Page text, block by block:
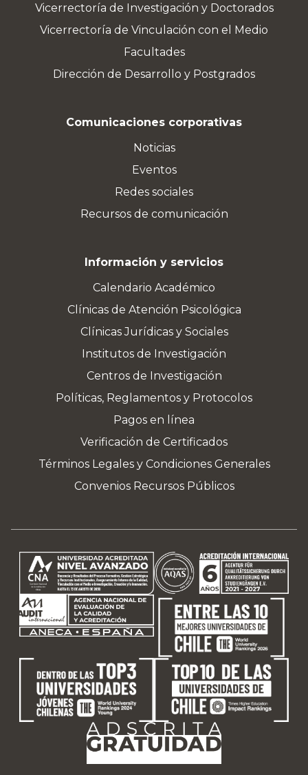
Vicerrectoría de Investigación y Doctorados
Vicerrectoría de Vinculación con el Medio
Facultades
Dirección de Desarrollo y Postgrados
Comunicaciones corporativas
Noticias
Eventos
Redes sociales
Recursos de comunicación
Información y servicios
Calendario Académico
Clínicas de Atención Psicológica
Clínicas Jurídicas y Sociales
Institutos de Investigación
Centros de Investigación
Políticas, Reglamentos y Protocolos
Pagos en línea
Verificación de Certificados
Términos Legales y Condiciones Generales
Convenios Recursos Públicos